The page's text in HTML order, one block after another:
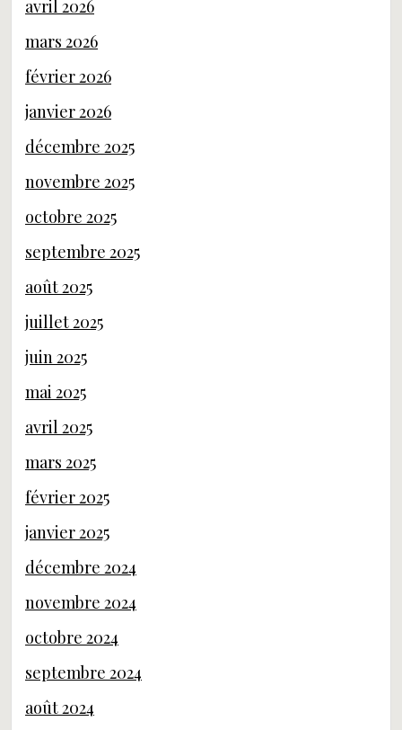
avril 2026
mars 2026
février 2026
janvier 2026
décembre 2025
novembre 2025
octobre 2025
septembre 2025
août 2025
juillet 2025
juin 2025
mai 2025
avril 2025
mars 2025
février 2025
janvier 2025
décembre 2024
novembre 2024
octobre 2024
septembre 2024
août 2024